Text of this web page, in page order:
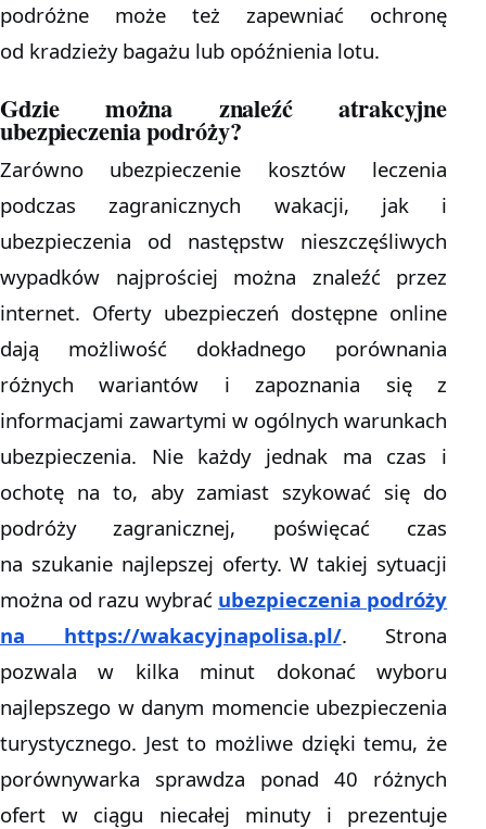
podróżne może też zapewniać ochronę
od kradzieży bagażu lub opóźnienia lotu.
Gdzie można znaleźć atrakcyjne
ubezpieczenia podróży?
Zarówno ubezpieczenie kosztów leczenia
podczas zagranicznych wakacji, jak i
ubezpieczenia od następstw nieszczęśliwych
wypadków najprościej można znaleźć przez
internet. Oferty ubezpieczeń dostępne online
dają możliwość dokładnego porównania
różnych wariantów i zapoznania się z
informacjami zawartymi w ogólnych warunkach
ubezpieczenia. Nie każdy jednak ma czas i
ochotę na to, aby zamiast szykować się do
podróży zagranicznej, poświęcać czas
na szukanie najlepszej oferty. W takiej sytuacji
można od razu wybrać ubezpieczenia podróży
na https://wakacyjnapolisa.pl/. Strona
pozwala w kilka minut dokonać wyboru
najlepszego w danym momencie ubezpieczenia
turystycznego. Jest to możliwe dzięki temu, że
porównywarka sprawdza ponad 40 różnych
ofert w ciągu niecałej minuty i prezentuje